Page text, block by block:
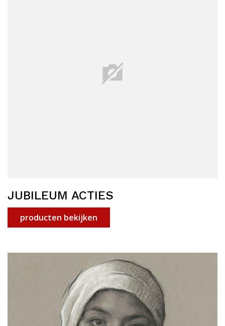
JUBILEUM ACTIES
producten bekijken